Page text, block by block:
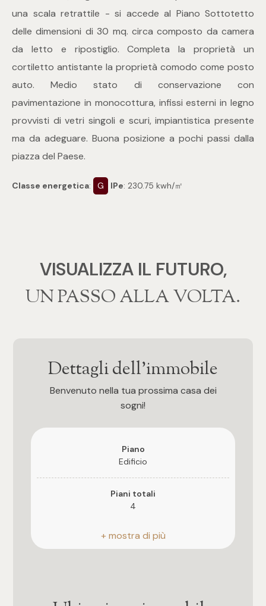
una scala retrattile - si accede al Piano Sottotetto
delle dimensioni di 30 mq. circa composto da camera
da letto e ripostiglio. Completa la proprietà un
cortiletto antistante la proprietà comodo come posto
auto. Medio stato di conservazione con
pavimentazione in monocottura, infissi esterni in legno
provvisti di vetri singoli e scuri, impiantistica presente
ma da adeguare. Buona posizione a pochi passi dalla
piazza del Paese.
Classe energetica: G IPe: 230.75 kwh/㎡
VISUALIZZA IL FUTURO,
‍‍UN PASSO ALLA VOLTA.
Dettagli dell'immobile
Benvenuto nella tua prossima casa dei
sogni!
Piano
Edificio
Piani totali
4
Riscaldamento
Autonomo
Totale
mq
Locali
2
5+